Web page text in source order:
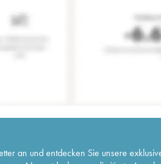
an und entdecken Sie unsere